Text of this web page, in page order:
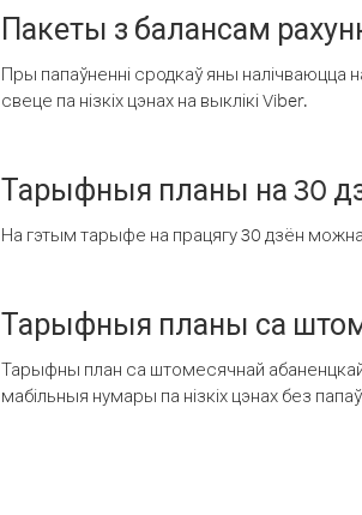
Пакеты з балансам
Пры папаўненні сродкаў яны
свеце па нізкіх цэнах на выклікі Viber.
Тарыфныя планы на 30
На гэтым тарыфе на працягу 30 дзён можна
Тарыфныя планы са
Тарыфны план са штомесячнай
мабільныя нумары па нізкіх цэнах без